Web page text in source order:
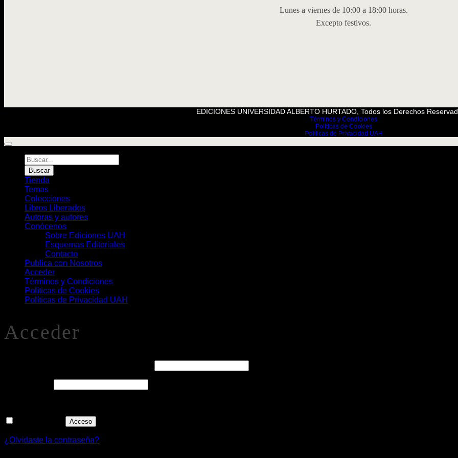
Lunes a viernes de 10:00 a 18:00 horas.
Excepto festivos.
EDICIONES UNIVERSIDAD ALBERTO HURTADO, Todos los Derechos
Términos y Condiciones
Políticas de Cookies
Políticas de Privacidad UAH
Búsqueda
de
Libros
Buscar
Tienda
Temas
Colecciones
Libros Liberados
Autoras y autores
Conócenos
Sobre Ediciones UAH
Esquemas Editoriales
Contacto
Publica con Nosotros
Acceder
Términos y Condiciones
Políticas de Cookies
Políticas de Privacidad UAH
Acceder
Acceso
¿Olvidaste la contraseña?